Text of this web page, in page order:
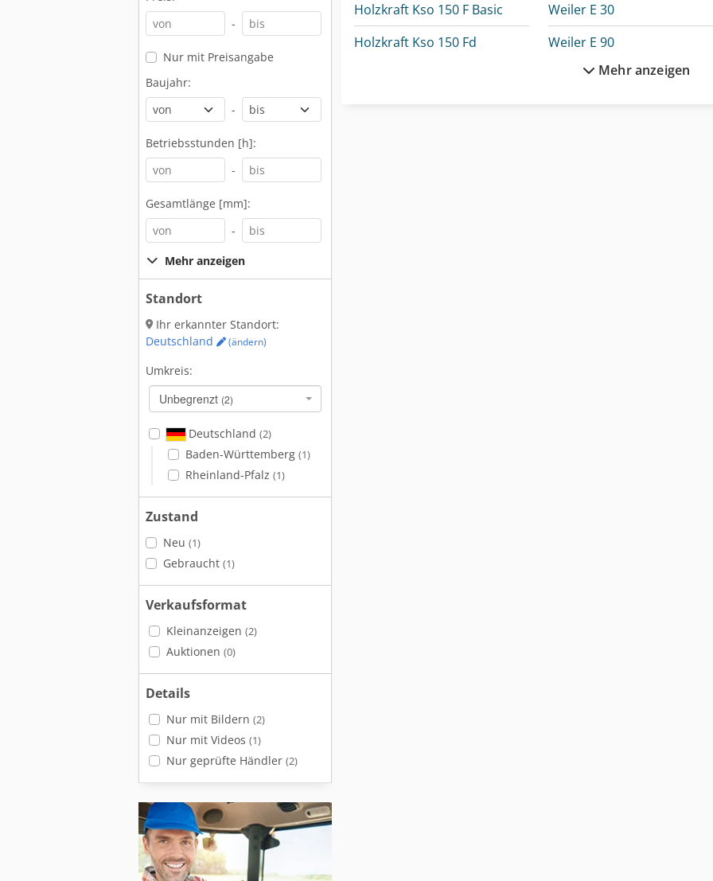
-
Nur mit Preisangabe
Baujahr:
-
Betriebsstunden [h]:
-
Gesamtlänge [mm]:
-
Mehr anzeigen
Standort
Ihr erkannter Standort:
Deutschland
(ändern)
Umkreis:
Unbegrenzt (2)
Deutschland (2)
Baden-Württemberg (1)
Rheinland-Pfalz (1)
Zustand
Neu (1)
Gebraucht (1)
Verkaufsformat
Kleinanzeigen (2)
Auktionen (0)
Details
Nur mit Bildern (2)
Nur mit Videos (1)
Nur geprüfte Händler (2)
Holzkraft Kso 150 F Basic
Holzkraft Kso 150 Fd
Weiler E 30
Weiler E 90
Weima Wl 10Mehr anzeigen